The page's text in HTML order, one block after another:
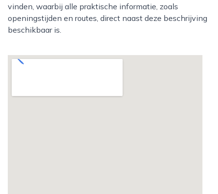
vinden, waarbij alle praktische informatie, zoals
openingstijden en routes, direct naast deze beschrijving
beschikbaar is.